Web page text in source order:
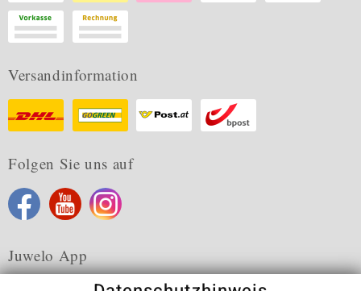
Versandinformation
Folgen Sie uns auf
Juwelo App